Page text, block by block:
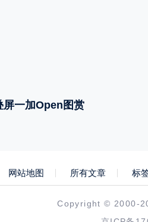
屏一加Open图赏
网站地图 所有文章 标
Copyright © 2000-